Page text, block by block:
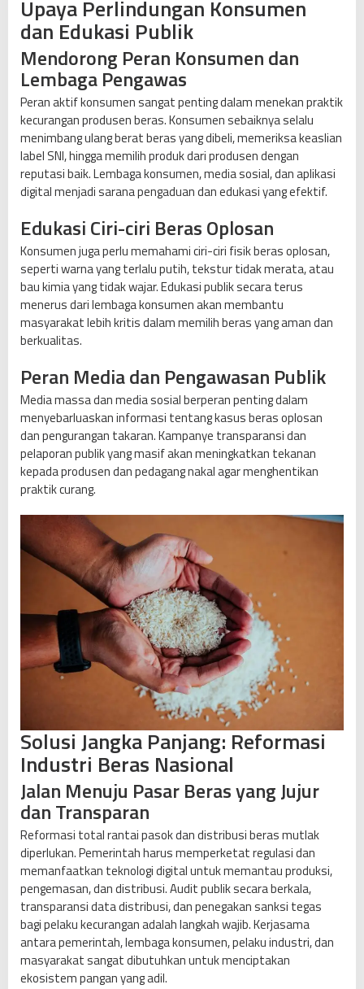
Upaya Perlindungan Konsumen
dan Edukasi Publik
Mendorong Peran Konsumen dan
Lembaga Pengawas
Peran aktif konsumen sangat penting dalam menekan praktik
kecurangan produsen beras. Konsumen sebaiknya selalu
menimbang ulang berat beras yang dibeli, memeriksa keaslian
label SNI, hingga memilih produk dari produsen dengan
reputasi baik. Lembaga konsumen, media sosial, dan aplikasi
digital menjadi sarana pengaduan dan edukasi yang efektif.
Edukasi Ciri-ciri Beras Oplosan
Konsumen juga perlu memahami ciri-ciri fisik beras oplosan,
seperti warna yang terlalu putih, tekstur tidak merata, atau
bau kimia yang tidak wajar. Edukasi publik secara terus
menerus dari lembaga konsumen akan membantu
masyarakat lebih kritis dalam memilih beras yang aman dan
berkualitas.
Peran Media dan Pengawasan Publik
Media massa dan media sosial berperan penting dalam
menyebarluaskan informasi tentang kasus beras oplosan
dan pengurangan takaran. Kampanye transparansi dan
pelaporan publik yang masif akan meningkatkan tekanan
kepada produsen dan pedagang nakal agar menghentikan
praktik curang.
Solusi Jangka Panjang: Reformasi
Industri Beras Nasional
Jalan Menuju Pasar Beras yang Jujur
dan Transparan
Reformasi total rantai pasok dan distribusi beras mutlak
diperlukan. Pemerintah harus memperketat regulasi dan
memanfaatkan teknologi digital untuk memantau produksi,
pengemasan, dan distribusi. Audit publik secara berkala,
transparansi data distribusi, dan penegakan sanksi tegas
bagi pelaku kecurangan adalah langkah wajib. Kerjasama
antara pemerintah, lembaga konsumen, pelaku industri, dan
masyarakat sangat dibutuhkan untuk menciptakan
ekosistem pangan yang adil.